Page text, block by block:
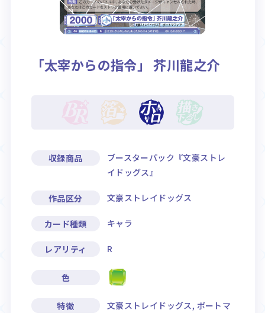
「太宰からの指令」 芥川龍之介
収録商品
ブースターパック『文豪ストレ
イドッグス』
作品区分 文豪ストレイドッグス
カード種類 キャラ
レアリティ R
色
特徴
文豪ストレイドッグス, ポートマ